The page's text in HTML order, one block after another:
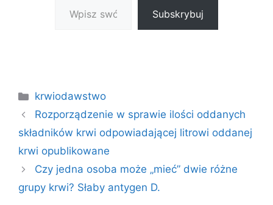
Subskrybuj
Kategorie
krwiodawstwo
Rozporządzenie w sprawie ilości oddanych
składników krwi odpowiadającej litrowi oddanej
krwi opublikowane
Czy jedna osoba może „mieć” dwie różne
grupy krwi? Słaby antygen D.